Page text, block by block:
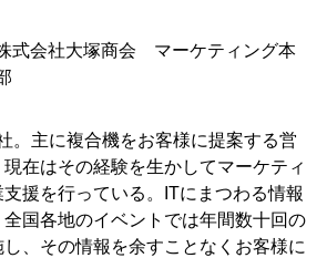
式会社大塚商会 マーケティング本
。主に複合機をお客様に提案する営
在はその経験を生かしてマーケティ
援を行っている。ITにまつわる情報
国各地のイベントでは年間数十回の
、その情報を余すことなくお客様に